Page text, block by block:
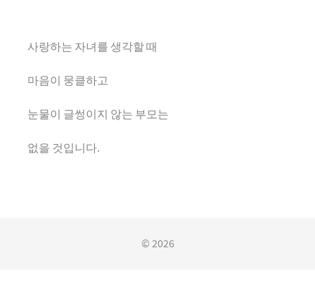
사랑하는 자녀를 생각할 때
마음이 뭉클하고
눈물이 글썽이지 않는 부모는
없을 것입니다.
© 2026